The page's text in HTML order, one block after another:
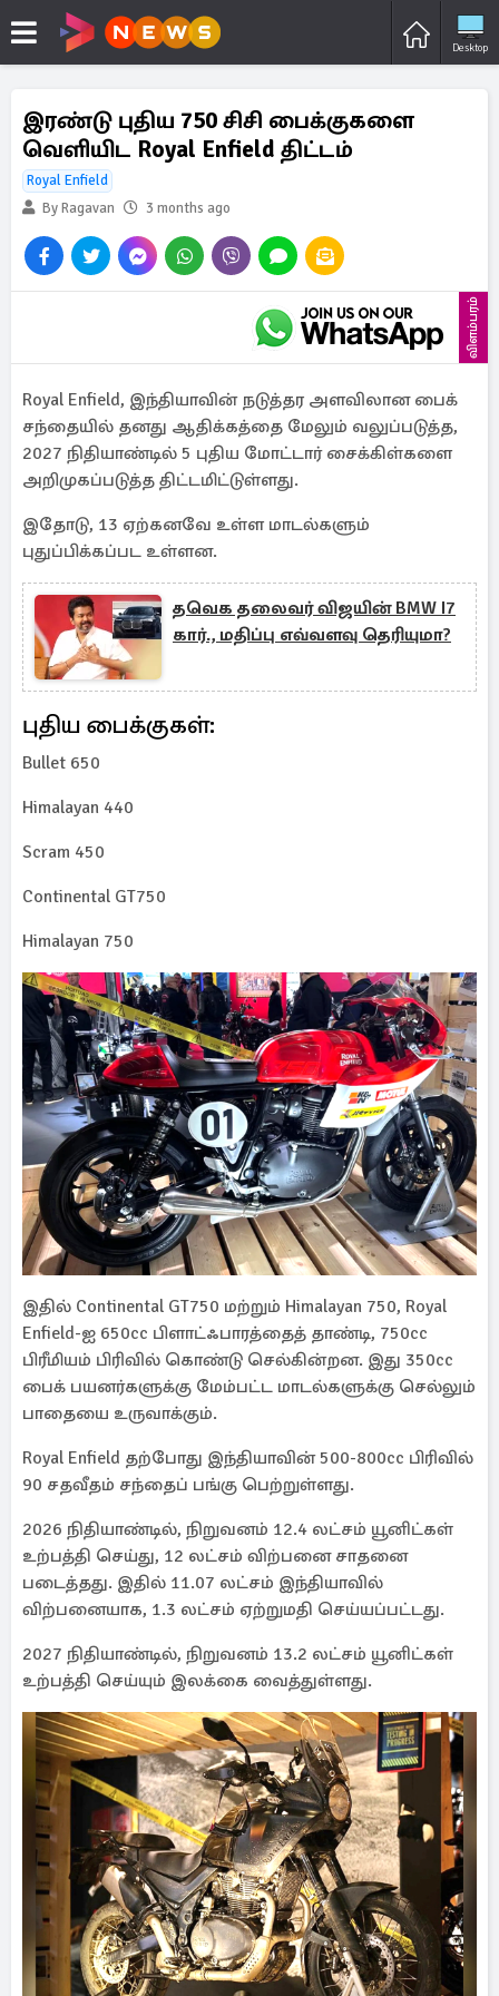
Desktop
இரண்டு புதிய 750 சிசி பைக்குகளை
வெளியிட Royal Enfield திட்டம்
Royal Enfield
By Ragavan
3 months ago
விளம்பரம்
Royal Enfield, இந்தியாவின் நடுத்தர அளவிலான பைக்
சந்தையில் தனது ஆதிக்கத்தை மேலும் வலுப்படுத்த,
2027 நிதியாண்டில் 5 புதிய மோட்டார் சைக்கிள்களை
அறிமுகப்படுத்த திட்டமிட்டுள்ளது.
இதோடு, 13 ஏற்கனவே உள்ள மாடல்களும்
புதுப்பிக்கப்பட உள்ளன.
தவெக தலைவர் விஜயின் BMW I7
கார்., மதிப்பு எவ்வளவு தெரியுமா?
புதிய பைக்குகள்:
Bullet 650
Himalayan 440
Scram 450
Continental GT750
Himalayan 750
இதில் Continental GT750 மற்றும் Himalayan 750, Royal
Enfield-ஐ 650cc பிளாட்ஃபாரத்தைத் தாண்டி, 750cc
பிரீமியம் பிரிவில் கொண்டு செல்கின்றன. இது 350cc
பைக் பயனர்களுக்கு மேம்பட்ட மாடல்களுக்கு செல்லும்
பாதையை உருவாக்கும்.
Royal Enfield தற்போது இந்தியாவின் 500-800cc பிரிவில்
90 சதவீதம் சந்தைப் பங்கு பெற்றுள்ளது.
2026 நிதியாண்டில், நிறுவனம் 12.4 லட்சம் யூனிட்கள்
உற்பத்தி செய்து, 12 லட்சம் விற்பனை சாதனை
படைத்தது. இதில் 11.07 லட்சம் இந்தியாவில்
விற்பனையாக, 1.3 லட்சம் ஏற்றுமதி செய்யப்பட்டது.
2027 நிதியாண்டில், நிறுவனம் 13.2 லட்சம் யூனிட்கள்
உற்பத்தி செய்யும் இலக்கை வைத்துள்ளது.